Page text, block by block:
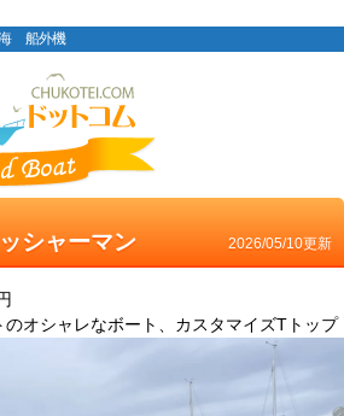
船外機
シャーマン 2026/05/10更新
オシャレなボート、カスタマイズTトップ